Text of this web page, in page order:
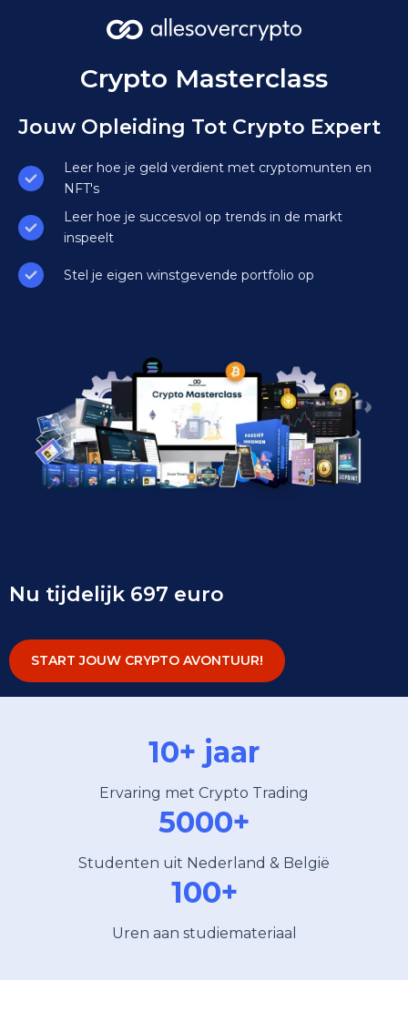
Crypto Masterclass
Jouw Opleiding Tot Crypto Expert
Leer hoe je geld verdient met cryptomunten en
NFT's
Leer hoe je succesvol op trends in de markt
inspeelt
Stel je eigen winstgevende portfolio op
Nu tijdelijk 697 euro
START JOUW CRYPTO AVONTUUR!
10+ jaar
Ervaring met Crypto Trading
5000+
Studenten uit Nederland & België
100+
Uren aan studiemateriaal